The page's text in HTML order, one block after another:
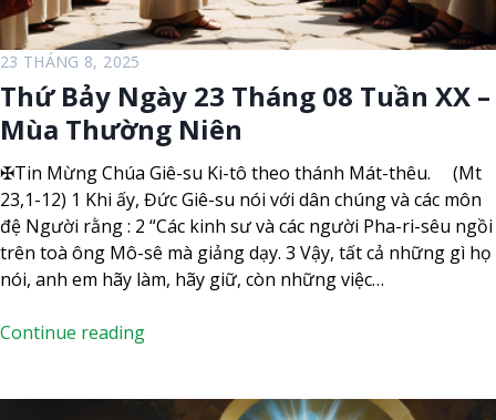
h
á
g
0
8
T
u
ầ
n
X
I
23 THÁNG 8, 2025
Thứ Bảy Ngày 23 Tháng 08 Tuần XX –
Mùa Thường Niên
✠Tin Mừng Chúa Giê-su Ki-tô theo thánh Mát-thêu. (Mt
23,1-12) 1 Khi ấy, Đức Giê-su nói với dân chúng và các môn
đệ Người rằng : 2 “Các kinh sư và các người Pha-ri-sêu ngồi
trên toà ông Mô-sê mà giảng dạy. 3 Vậy, tất cả những gì họ
nói, anh em hãy làm, hãy giữ, còn những việc…
Continue readingT